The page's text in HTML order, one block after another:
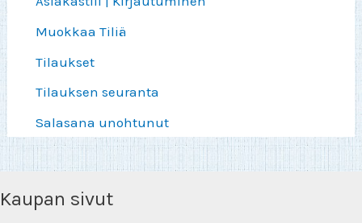
Muokkaa Tiliä
Tilaukset
Tilauksen seuranta
Salasana unohtunut
Kaupan sivut